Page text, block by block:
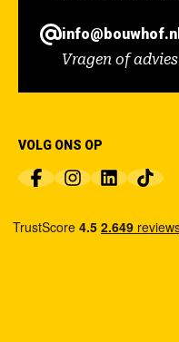
info@bouwhof.nl
Vragen of advies
VOLG ONS OP